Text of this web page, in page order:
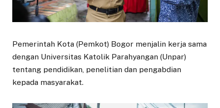
Pemerintah Kota (Pemkot) Bogor menjalin kerja sama
dengan Universitas Katolik Parahyangan (Unpar)
tentang pendidikan, penelitian dan pengabdian
kepada masyarakat.